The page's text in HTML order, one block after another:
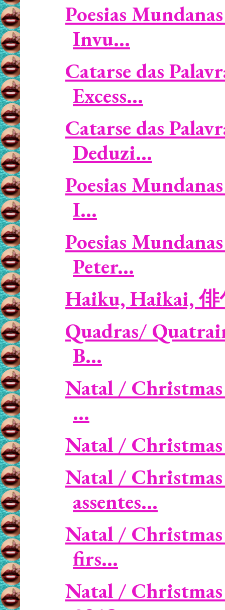
Poesias
Invu...
Catarse das
Excess...
Catarse das
Deduzi...
Poesias
I...
Poesias
Peter...
Haiku, Haikai, 俳
Quadras/
B...
Natal /
...
Natal / Christmas
Natal / Christmas
assentes...
Natal /
firs...
Natal /